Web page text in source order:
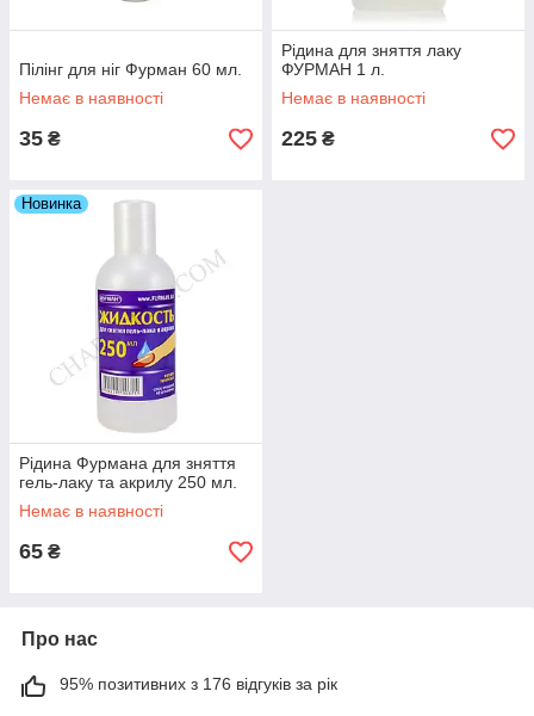
Пілінг для ніг Фурман 60 мл.
Немає в наявності
35 ₴
Рідина для зняття лаку
ФУРМАН 1 л.
Немає в наявності
225 ₴
Новинка
Рідина Фурмана для зняття
гель-лаку та акрилу 250 мл.
Немає в наявності
65 ₴
Про нас
95% позитивних з 176 відгуків за рік